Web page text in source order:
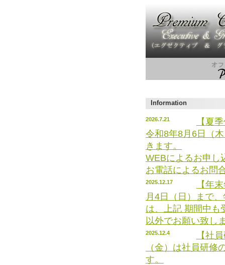
Information
2026.7.21
【夏
令和8年8月6日（
きます。
WEBによるお申し
お電話によるお問
2025.12.17
【年
月4日（日）まで
は、上記 期間中も
以外でお願い致し
2025.12.4
【社
（金）は社員研
す。